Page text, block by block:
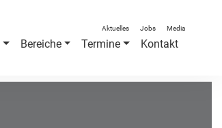
Aktuelles Jobs Media
Bereiche Termine Kontakt